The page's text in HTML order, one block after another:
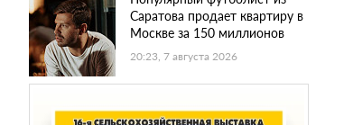
Саратова продает квартиру в
Москве за 150 миллионов
20:23, 7 августа 2026